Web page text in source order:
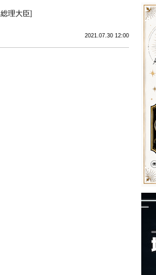
総理大臣]
2021.07.30 12:00